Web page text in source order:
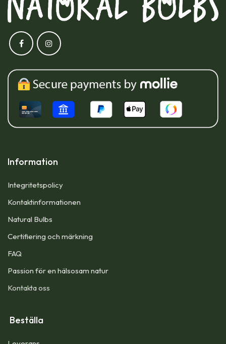
Information
Integritetspolicy
Kontaktinformationen
Natural Bulbs
Certifiering och märkning
FAQ
Passion för en hälsosam natur
Kontakta oss
Beställa